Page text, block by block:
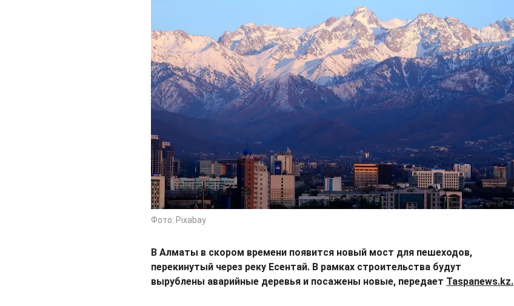
Фото: Pixabay
В Алматы в скором времени появится новый мост для пешеходов,
перекинутый через реку Есентай. В рамках строительства будут
вырублены аварийные деревья и посажены новые, передает Taspanews.kz.